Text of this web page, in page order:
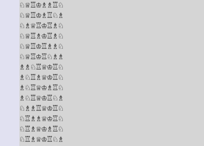
♘♕♖♔♗♗♖♘
♘♕♖♔♗♖♘♗
♘♗♕♖♔♖♗♘
♘♕♖♗♔♖♗♘
♘♕♖♔♖♗♗♘
♘♕♖♔♖♘♗♗
♗♗♘♖♕♔♖♘
♗♘♖♗♕♔♖♘
♗♘♖♕♔♗♖♘
♗♘♖♕♔♖♘♗
♘♗♗♖♕♔♖♘
♘♖♗♗♕♔♖♘
♘♖♗♕♔♗♖♘
♘♖♗♕♔♖♘♗